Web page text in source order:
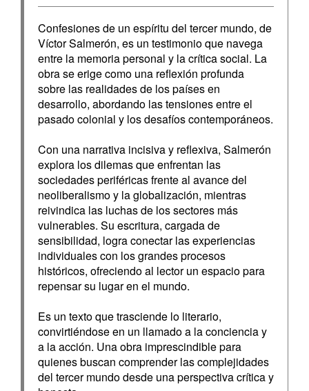
Confesiones de un espíritu del tercer mundo, de
Víctor Salmerón, es un testimonio que navega
entre la memoria personal y la crítica social. La
obra se erige como una reflexión profunda
sobre las realidades de los países en
desarrollo, abordando las tensiones entre el
pasado colonial y los desafíos contemporáneos.
Con una narrativa incisiva y reflexiva, Salmerón
explora los dilemas que enfrentan las
sociedades periféricas frente al avance del
neoliberalismo y la globalización, mientras
reivindica las luchas de los sectores más
vulnerables. Su escritura, cargada de
sensibilidad, logra conectar las experiencias
individuales con los grandes procesos
históricos, ofreciendo al lector un espacio para
repensar su lugar en el mundo.
Es un texto que trasciende lo literario,
convirtiéndose en un llamado a la conciencia y
a la acción. Una obra imprescindible para
quienes buscan comprender las complejidades
del tercer mundo desde una perspectiva crítica y